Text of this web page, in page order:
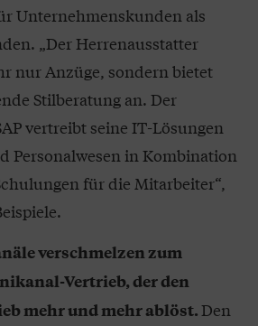
Unternehmenskunden als
„Der Herrenausstatter
nur Anzüge, sondern bietet
Stilberatung an. Der
vertreibt seine IT-Lösungen
Personalwesen in Kombination
für die Mitarbeiter“,
verschmelzen zum
Vertrieb, der den
mehr und mehr ablöst.Den